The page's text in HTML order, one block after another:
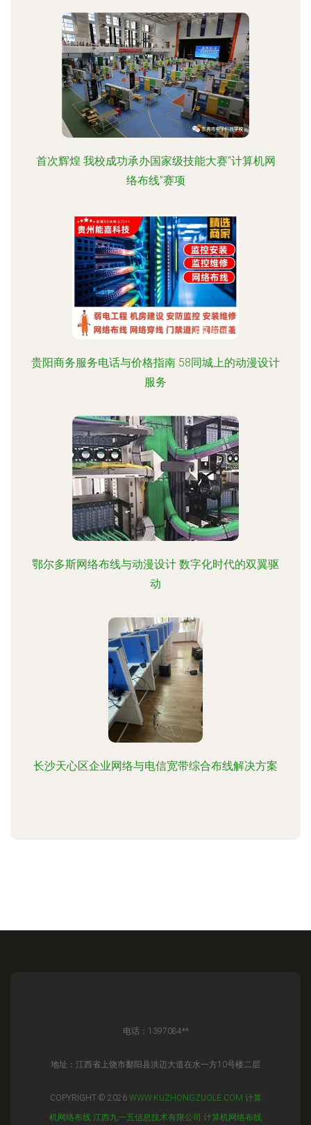
首次辉煌 我校成功承办国家级技能大赛“计算机网
络布线”赛项
贵阳商务服务电话与价格指南 58同城上的动漫设计
服务
鄂尔多斯网络布线与动漫设计 数字化时代的双翼驱
动
长沙天心区企业网络与电信宽带综合布线解决方案
电话：1397084**
地址：江西省上饶市鄱阳县洪迈大道在水一方10号楼二层
COPYRIGHT © 2026 WWW.KUZHONGZUOLE.COM 计算
机网络布线 江西九一五信息技术有限公司 计算机网络布线